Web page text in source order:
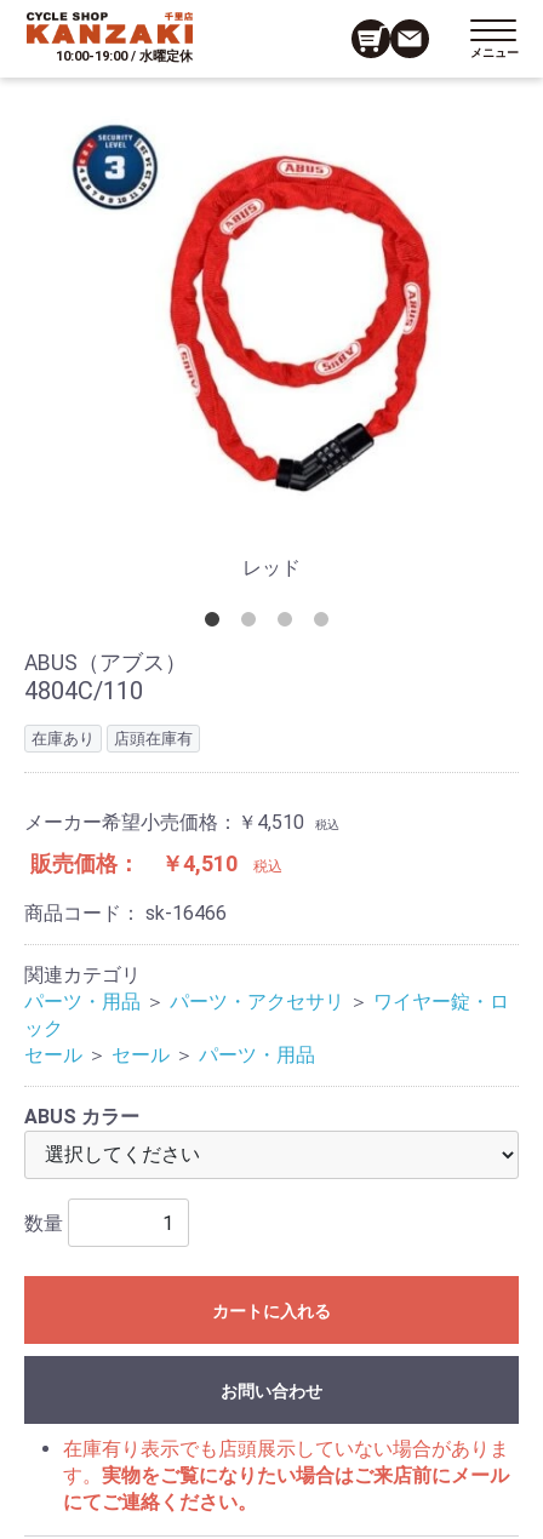
10:00-19:00 / 水曜定休 メニュー
レッド
ABUS（アブス）
4804C/110
在庫あり 店頭在庫有
メーカー希望小売価格： ￥4,510 税込
販売価格： ￥4,510 税込
商品コード： sk-16466
関連カテゴリ
パーツ・用品 ＞ パーツ・アクセサリ ＞ ワイヤー錠・ロ
ック
セール ＞ セール ＞ パーツ・用品
ABUS カラー
数量
カートに入れる
お問い合わせ
在庫有り表示でも店頭展示していない場合がありま
す。 実物をご覧になりたい場合はご来店前にメール
にてご連絡ください。